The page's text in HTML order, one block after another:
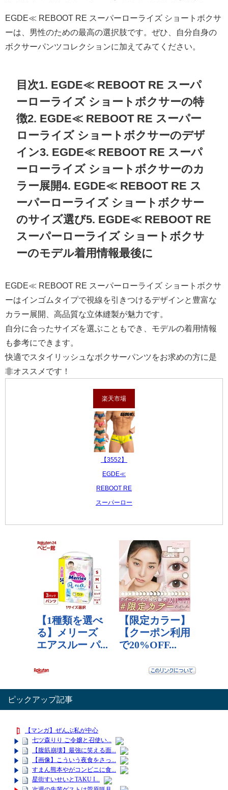
EGDE≪ REBOOT RE スーパーローライズ ショートボクサ
ーは、男性のための最高の選択肢です。ぜひ、自分自身の
ボクサーパンツコレクションに加えてみてください。
目次1. EGDE≪ REBOOT RE スーパ
ーローライズ ショートボクサーの特
徴2. EGDE≪ REBOOT RE スーパー
ローライズ ショートボクサーのデザ
イン3. EGDE≪ REBOOT RE スーパ
ーローライズ ショートボクサーのカ
ラー展開4. EGDE≪ REBOOT RE ス
ーパーローライズ ショートボクサー
のサイズ選び5. EGDE≪ REBOOT RE
スーパーローライズ ショートボクサ
ーのモデル着用情報最後に
EGDE≪ REBOOT RE スーパーローライズ ショートボクサ
ーはインゴムタイプで視線を引きつけるデザインと豊富な
カラー展開、高品質な立体縫製が魅力です。
自分に合ったサイズを選ぶこともでき、モデルの着用情報
も参考にできます。
快適でスタイリッシュなボクサーパンツをお求めの方に是
非オススメです！
楽天市場
【3552】
EGDE≪
REBOOT RE
スーパーロー
レビュー数：0
ピックアップ記事